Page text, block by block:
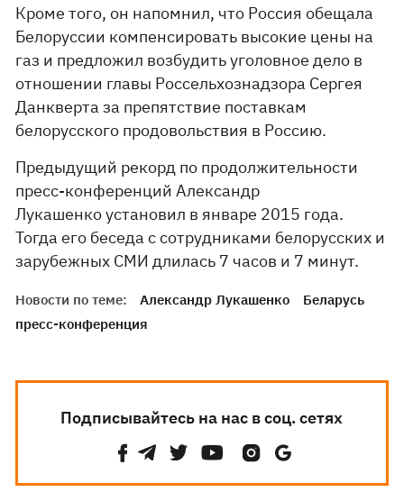
Кроме того, он напомнил, что Россия обещала
Белоруссии компенсировать высокие цены на
газ и предложил возбудить уголовное дело в
отношении главы Россельхознадзора Сергея
Данкверта за препятствие поставкам
белорусского продовольствия в Россию.
Предыдущий рекорд по продолжительности
пресс-конференций Александр
Лукашенко установил в январе 2015 года.
Тогда его беседа с сотрудниками белорусских и
зарубежных СМИ длилась 7 часов и 7 минут.
Новости по теме: Александр Лукашенко
Беларусь
пресс-конференция
Подписывайтесь на нас в соц. сетях